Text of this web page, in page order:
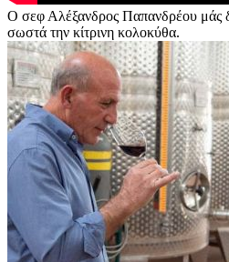
O σεφ Αλέξανδρος Παπανδρέου μάς
σωστά την κίτρινη κολοκύθα.